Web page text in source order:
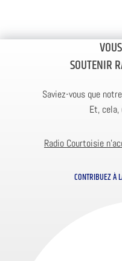
SOUTENIR
Saviez-vous que
Et, cela,
Radio Courtoisie
CONTRIBUEZ À